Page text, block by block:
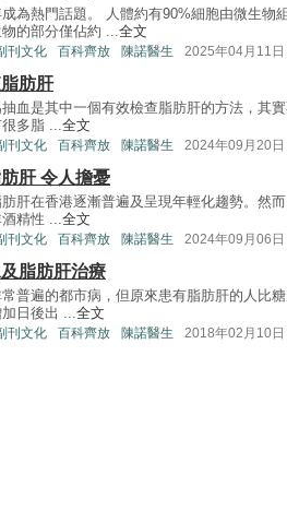
為熱門話題。 人體約有90%細胞由微生物
的部分僅佔約 ...全文
刊文化 百科齊放 陳諾醫生 2025年04月11日
肪肝
血是其中一個有效檢查脂肪肝的方法，其
多脂 ...全文
刊文化 百科齊放 陳諾醫生 2024年09月20日
肝 令人擔憂
肝在香港逐漸普遍及呈現年輕化趨勢。然
精性 ...全文
刊文化 百科齊放 陳諾醫生 2024年09月06日
脂肪肝治療
普遍的都市病，但原來患有脂肪肝的人比
日後出 ...全文
刊文化 百科齊放 陳諾醫生 2018年02月10日